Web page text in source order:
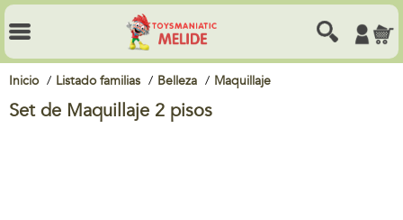
Inicio Listado familias Belleza Maquillaje
Set de Maquillaje 2 pisos